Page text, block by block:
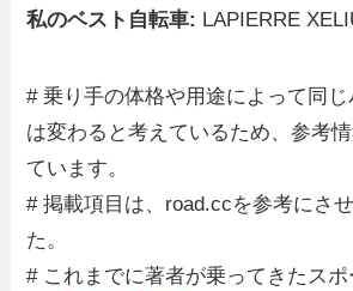
私のベスト自転車: LAPIERRE
# 乗り手の体格や用途によって同
は変わると考えているため、参考
ています。
# 掲載項目は、road.ccを参考にさ
た。
# これまでに著者が乗ってきたス